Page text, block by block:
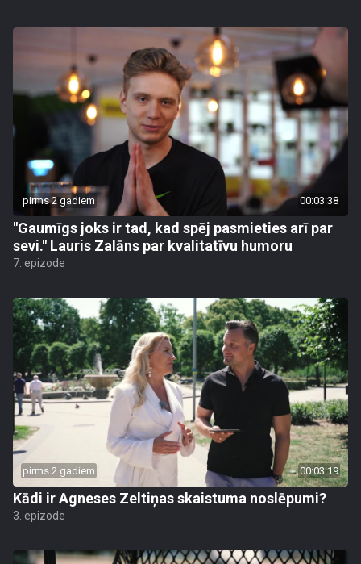
pirms 2 gadiem 00:03:38
"Gaumīgs joks ir tad, kad spēj pasmieties arī par
sevi." Lauris Zalāns par kvalitatīvu humoru
7. epizode
pirms 2 gadiem 00:03:19
Kādi ir Agneses Zeltiņas skaistuma noslēpumi?
3. epizode